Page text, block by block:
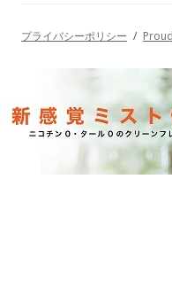
プライバシーポリシー